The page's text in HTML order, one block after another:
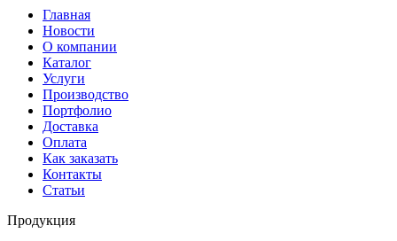
Главная
Новости
О компании
Каталог
Услуги
Производство
Портфолио
Доставка
Оплата
Как заказать
Контакты
Статьи
Продукция